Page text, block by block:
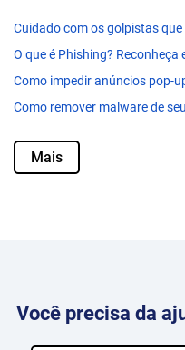
Cuidado com os golpistas
O que é Phishing? Reconheça
Como impedir anúncios pop-
Como remover malware de
Mais
Você precisa da